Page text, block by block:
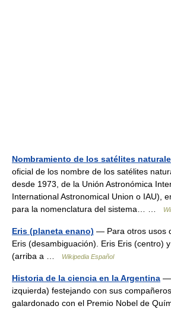
Nombramiento de los satélites
oficial de los nombre de los satélites
desde 1973, de la Unión Astronómica
International Astronomical Union o IAU),
para la nomenclatura del sistema… …
Eris (planeta enano) — Para otros usos
Eris (desambiguación). Eris Eris (centro)
(arriba a …
Wikipedia Español
Historia de la ciencia en la Argentina —
izquierda) festejando con sus
galardonado con el Premio Nobel de